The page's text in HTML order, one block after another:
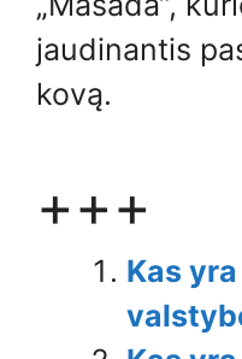
jaudinantis
kovą.
+++
Kas